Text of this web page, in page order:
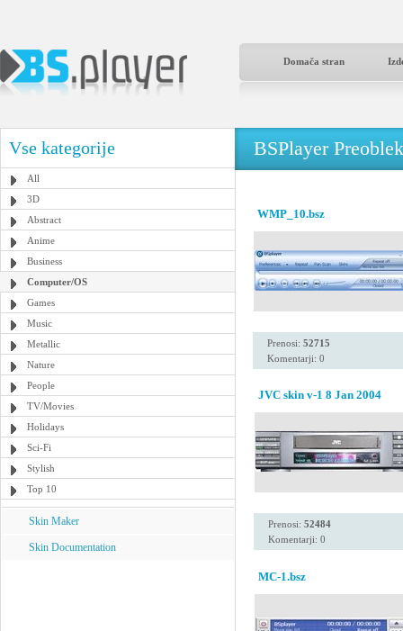
Domača stran
Vse kategorije
All
3D
Abstract
Anime
Business
Computer/OS
Games
Music
Metallic
Nature
People
TV/Movies
Holidays
Sci-Fi
Stylish
Top 10
Skin Maker
Skin Documentation
BSPlayer
WMP_10.bsz
Prenosi: 52715
Komentarji: 0
JVC skin v-1 8 Jan 2004
Prenosi: 52484
Komentarji: 0
MC-1.bsz